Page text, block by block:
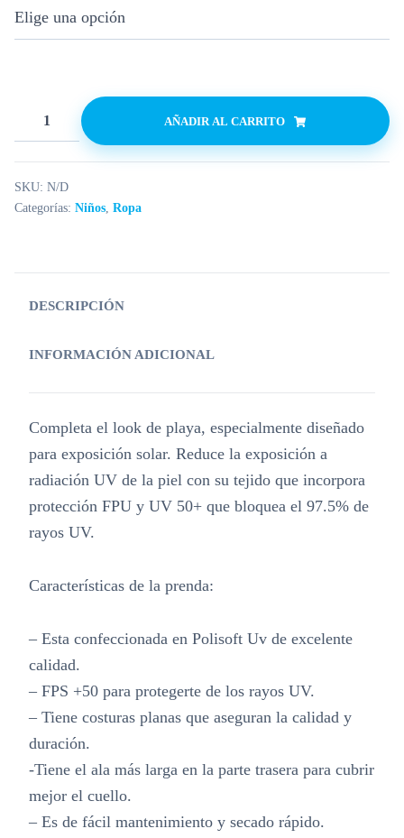
AÑADIR AL CARRITO
SKU: N/D
Categorías: Niños, Ropa
DESCRIPCIÓN
INFORMACIÓN ADICIONAL
Completa el look de playa, especialmente diseñado
para exposición solar. Reduce la exposición a
radiación UV de la piel con su tejido que incorpora
protección FPU y UV 50+ que bloquea el 97.5% de
rayos UV.
Características de la prenda:
– Esta confeccionada en Polisoft Uv de excelente
calidad.
– FPS +50 para protegerte de los rayos UV.
– Tiene costuras planas que aseguran la calidad y
duración.
-Tiene el ala más larga en la parte trasera para cubrir
mejor el cuello.
– Es de fácil mantenimiento y secado rápido.